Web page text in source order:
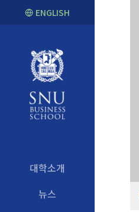
ENGLISH
대학소개
뉴스